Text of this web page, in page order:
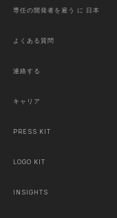
専任の開発者を雇う に 日本
よくある質問
連絡する
キャリア
PRESS KIT
LOGO KIT
INSIGHTS